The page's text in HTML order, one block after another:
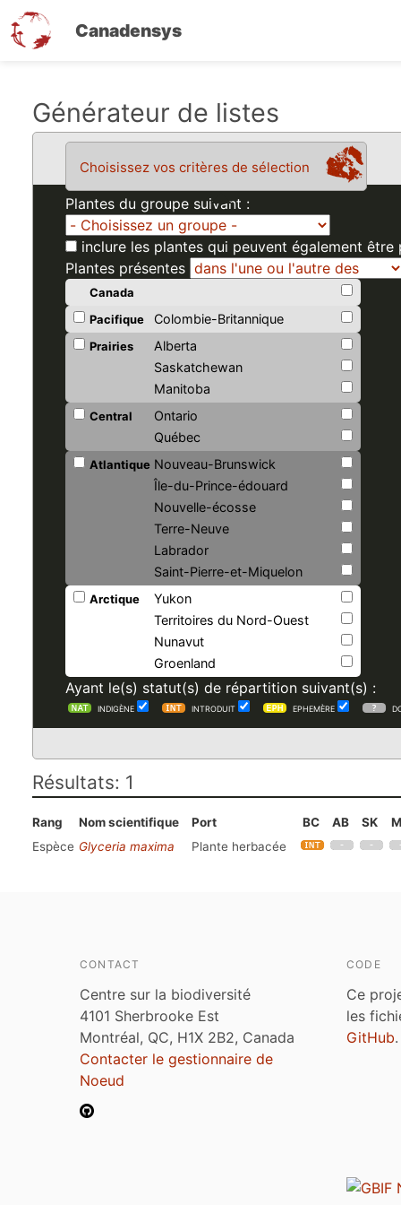
Canadensys
Générateur de listes
Choisissez vos critères de sélection
Plantes du groupe suivant :
inclure les plantes qui peuvent également
Plantes présentes
Canada
Pacifique
Colombie-Britannique
Prairies
Alberta
Saskatchewan
Manitoba
Central
Ontario
Québec
Atlantique Nouveau-Brunswick
Île-du-Prince-édouard
Nouvelle-écosse
Terre-Neuve
Labrador
Saint-Pierre-et-Miquelon
Arctique
Yukon
Territoires du Nord-Ouest
Nunavut
Groenland
Ayant le(s) statut(s) de répartition suivant(s) :
INDIGÈNE INTRODUIT EPHEMÈRE
Résultats: 1
Rang Nom scientifique Port BC AB SK
Espèce Glyceria maxima Plante herbacée
CONTACT
Centre sur la biodiversité
4101 Sherbrooke Est
Montréal, QC, H1X 2B2, Canada
Contacter le gestionnaire de
Noeud
CODE
Ce
les
GitHub.